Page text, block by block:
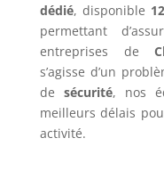
dédié, disponible
permettant
entreprises de
s’agisse d’un
desécurité, nos
meilleurs délais
activité.